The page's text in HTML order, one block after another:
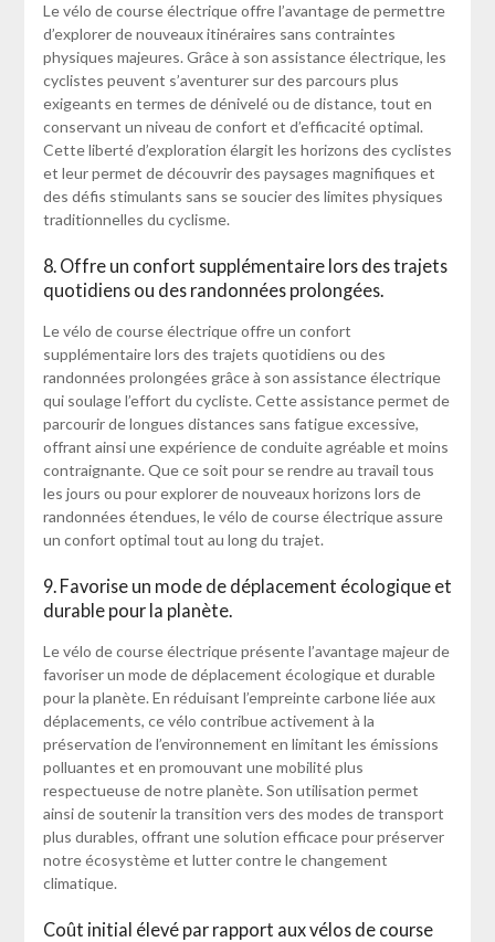
Le vélo de course électrique offre l’avantage de permettre
d’explorer de nouveaux itinéraires sans contraintes
physiques majeures. Grâce à son assistance électrique, les
cyclistes peuvent s’aventurer sur des parcours plus
exigeants en termes de dénivelé ou de distance, tout en
conservant un niveau de confort et d’efficacité optimal.
Cette liberté d’exploration élargit les horizons des cyclistes
et leur permet de découvrir des paysages magnifiques et
des défis stimulants sans se soucier des limites physiques
traditionnelles du cyclisme.
8. Offre un confort supplémentaire lors des trajets
quotidiens ou des randonnées prolongées.
Le vélo de course électrique offre un confort
supplémentaire lors des trajets quotidiens ou des
randonnées prolongées grâce à son assistance électrique
qui soulage l’effort du cycliste. Cette assistance permet de
parcourir de longues distances sans fatigue excessive,
offrant ainsi une expérience de conduite agréable et moins
contraignante. Que ce soit pour se rendre au travail tous
les jours ou pour explorer de nouveaux horizons lors de
randonnées étendues, le vélo de course électrique assure
un confort optimal tout au long du trajet.
9. Favorise un mode de déplacement écologique et
durable pour la planète.
Le vélo de course électrique présente l’avantage majeur de
favoriser un mode de déplacement écologique et durable
pour la planète. En réduisant l’empreinte carbone liée aux
déplacements, ce vélo contribue activement à la
préservation de l’environnement en limitant les émissions
polluantes et en promouvant une mobilité plus
respectueuse de notre planète. Son utilisation permet
ainsi de soutenir la transition vers des modes de transport
plus durables, offrant une solution efficace pour préserver
notre écosystème et lutter contre le changement
climatique.
Coût initial élevé par rapport aux vélos de course